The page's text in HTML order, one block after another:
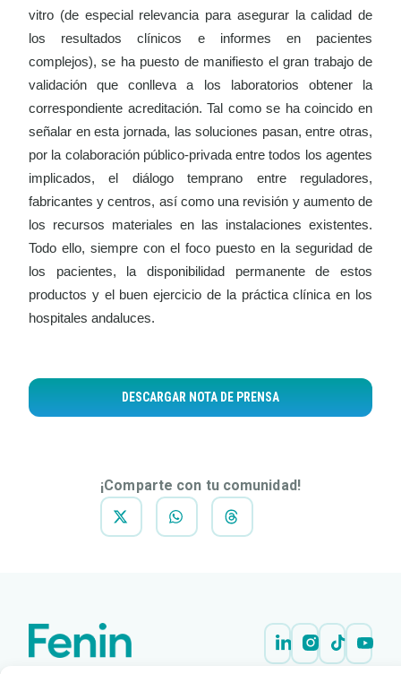
vitro (de especial relevancia para asegurar la calidad de
los resultados clínicos e informes en pacientes
complejos),se ha puesto de manifiesto el gran trabajo de
validación que conlleva a los laboratorios obtener la
correspondiente acreditación. Tal como se ha coincido en
señalar en esta jornada, las soluciones pasan, entre otras,
por la colaboración público-privada entre todos los agentes
implicados, el diálogo temprano entre reguladores,
fabricantes y centros, así como una revisión y aumento de
los recursos materiales en las instalaciones existentes.
Todo ello, siempre con el foco puesto en la seguridad de
los pacientes, la disponibilidad permanente de estos
productos y el buen ejercicio de la práctica clínica en los
hospitales andaluces.
DESCARGAR NOTA DE PRENSA
¡Comparte con tu comunidad!